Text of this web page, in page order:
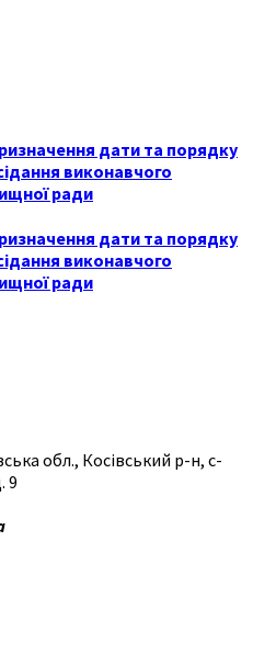
дати та порядку
виконавчого
ради
дати та порядку
виконавчого
ради
обл., Косівський р-н, с-
9